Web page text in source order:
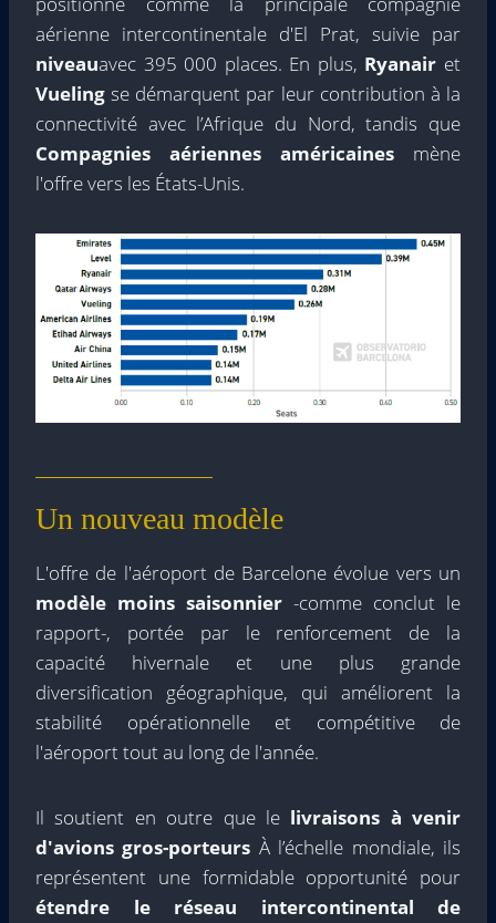
aérienne intercontinentale d'El Prat, suivie par
niveauavec 395 000 places. En plus, Ryanair et
Vueling se démarquent par leur contribution à la
connectivité avec l’Afrique du Nord, tandis que
Compagnies aériennes américaines mène
l'offre vers les États-Unis.
Un nouveau modèle
L'offre de l'aéroport de Barcelone évolue vers un
modèle moins saisonnier -comme conclut le
rapport-, portée par le renforcement de la
capacité hivernale et une plus grande
diversification géographique, qui améliorent la
stabilité opérationnelle et compétitive de
l'aéroport tout au long de l'année.
Il soutient en outre que le livraisons à venir
d'avions gros-porteurs À l’échelle mondiale, ils
représentent une formidable opportunité pour
étendre le réseau intercontinental de